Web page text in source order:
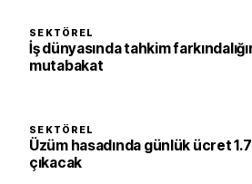
SEKTÖREL
İş dünyasında tahkim
mutabakat
SEKTÖREL
Üzüm hasadında günlük ücret
çıkacak